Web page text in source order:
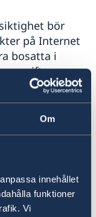
Om
innehållet
funktioner
Vi
bör
på Internet
bosatta i
uppgift om
stora
personen
Normalt är
mycket